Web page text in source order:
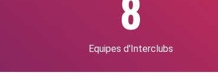
Equipes d'Interclubs